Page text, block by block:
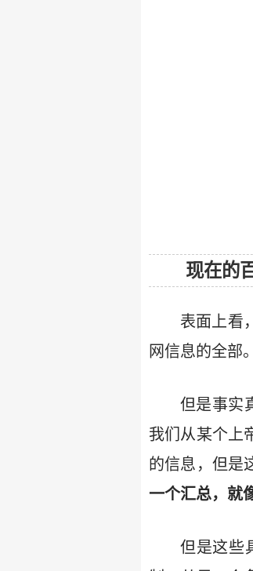
现在的
表面上看
网信息的全部。
但是事实
我们从某个上
的信息，但是
一个汇总，就
但是这些